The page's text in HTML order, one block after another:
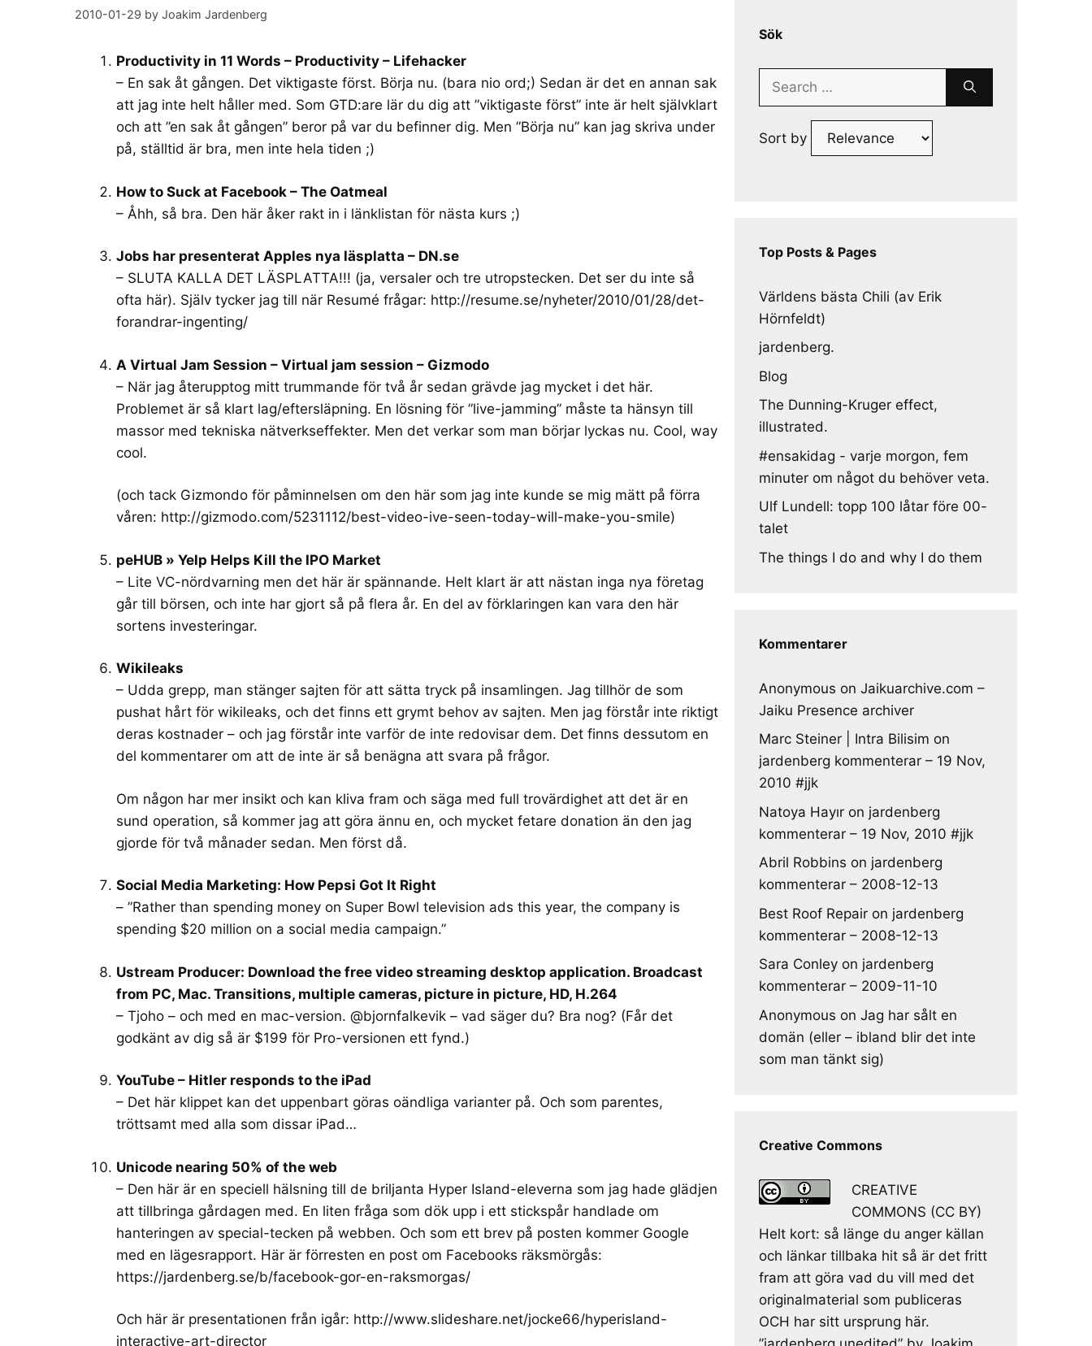
2010-01-29 by Joakim Jardenberg
Productivity in 11 Words – Productivity – Lifehacker
– En sak åt gången. Det viktigaste först. Börja nu. (bara nio ord;) Sedan är det en annan sak
att jag inte helt håller med. Som GTD:are lär du dig att ”viktigaste först” inte är helt självklart
och att ”en sak åt gången” beror på var du befinner dig. Men ”Börja nu” kan jag skriva under
på, ställtid är bra, men inte hela tiden ;)
How to Suck at Facebook – The Oatmeal
– Åhh, så bra. Den här åker rakt in i länklistan för nästa kurs ;)
Jobs har presenterat Apples nya läsplatta – DN.se
– SLUTA KALLA DET LÄSPLATTA!!! (ja, versaler och tre utropstecken. Det ser du inte så
ofta här). Själv tycker jag till när Resumé frågar: http://resume.se/nyheter/2010/01/28/det-
forandrar-ingenting/
A Virtual Jam Session – Virtual jam session – Gizmodo
– När jag återupptog mitt trummande för två år sedan grävde jag mycket i det här.
Problemet är så klart lag/eftersläpning. En lösning för ”live-jamming” måste ta hänsyn till
massor med tekniska nätverkseffekter. Men det verkar som man börjar lyckas nu. Cool, way
cool.
(och tack Gizmondo för påminnelsen om den här som jag inte kunde se mig mätt på förra
våren: http://gizmodo.com/5231112/best-video-ive-seen-today-will-make-you-smile)
peHUB » Yelp Helps Kill the IPO Market
– Lite VC-nördvarning men det här är spännande. Helt klart är att nästan inga nya företag
går till börsen, och inte har gjort så på flera år. En del av förklaringen kan vara den här
sortens investeringar.
Wikileaks
– Udda grepp, man stänger sajten för att sätta tryck på insamlingen. Jag tillhör de som
pushat hårt för wikileaks, och det finns ett grymt behov av sajten. Men jag förstår inte riktigt
deras kostnader – och jag förstår inte varför de inte redovisar dem. Det finns dessutom en
del kommentarer om att de inte är så benägna att svara på frågor.
Om någon har mer insikt och kan kliva fram och säga med full trovärdighet att det är en
sund operation, så kommer jag att göra ännu en, och mycket fetare donation än den jag
gjorde för två månader sedan. Men först då.
Social Media Marketing: How Pepsi Got It Right
– ”Rather than spending money on Super Bowl television ads this year, the company is
spending $20 million on a social media campaign.”
Ustream Producer: Download the free video streaming desktop application. Broadcast
from PC, Mac. Transitions, multiple cameras, picture in picture, HD, H.264
– Tjoho – och med en mac-version. @bjornfalkevik – vad säger du? Bra nog? (Får det
godkänt av dig så är $199 för Pro-versionen ett fynd.)
YouTube – Hitler responds to the iPad
– Det här klippet kan det uppenbart göras oändliga varianter på. Och som parentes,
tröttsamt med alla som dissar iPad…
Unicode nearing 50% of the web
– Den här är en speciell hälsning till de briljanta Hyper Island-eleverna som jag hade glädjen
att tillbringa gårdagen med. En liten fråga som dök upp i ett stickspår handlade om
hanteringen av special-tecken på webben. Och som ett brev på posten kommer Google
med en lägesrapport. Här är förresten en post om Facebooks räksmörgås:
https://jardenberg.se/b/facebook-gor-en-raksmorgas/
Och här är presentationen från igår: http://www.slideshare.net/jocke66/hyperisland-
interactive-art-director
Sök
Search
Sort by
Top Posts & Pages
Världens bästa Chili (av Erik
Hörnfeldt)
jardenberg.
Blog
The Dunning-Kruger effect,
illustrated.
#ensakidag - varje morgon, fem
minuter om något du behöver veta.
Ulf Lundell: topp 100 låtar före 00-
talet
The things I do and why I do them
Kommentarer
Anonymous on Jaikuarchive.com –
Jaiku Presence archiver
Marc Steiner | Intra Bilisim on
jardenberg kommenterar – 19 Nov,
2010 #jjk
Natoya Hayır on jardenberg
kommenterar – 19 Nov, 2010 #jjk
Abril Robbins on jardenberg
kommenterar – 2008-12-13
Best Roof Repair on jardenberg
kommenterar – 2008-12-13
Sara Conley on jardenberg
kommenterar – 2009-11-10
Anonymous on Jag har sålt en
domän (eller – ibland blir det inte
som man tänkt sig)
Creative Commons
CREATIVE
COMMONS (CC BY)
Helt kort: så länge du anger källan
och länkar tillbaka hit så är det fritt
fram att göra vad du vill med det
originalmaterial som publiceras
OCH har sitt ursprung här.